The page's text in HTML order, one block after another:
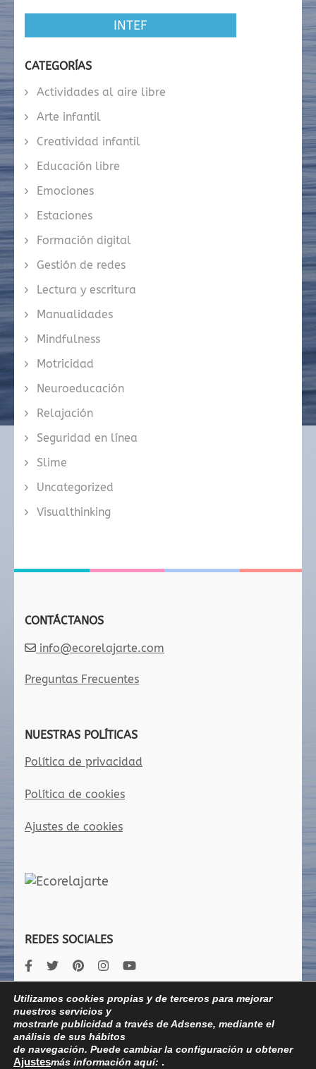
INTEF
CATEGORÍAS
Actividades al aire libre
Arte infantil
Creatividad infantil
Educación libre
Emociones
Estaciones
Formación digital
Gestión de redes
Lectura y escritura
Manualidades
Mindfulness
Motricidad
Neuroeducación
Relajación
Seguridad en línea
Slime
Uncategorized
Visualthinking
CONTÁCTANOS
info@ecorelajarte.com
Preguntas Frecuentes
NUESTRAS POLÍTICAS
Política de privacidad
Política de cookies
Ajustes de cookies
REDES SOCIALES
© COPYRIGHT 2020 / ECORELAJARTE / PRESCHOOL AND
KINDERGARTEN | DESARROLLADO POR
Utilizamos cookies propias y de terceros para mejorar
nuestros servicios y
mostrarle publicidad a través de Adsense, mediante el
análisis de sus hábitos
de navegación. Puede cambiar la configuración u obtener
más información aquí:
Ajustes .